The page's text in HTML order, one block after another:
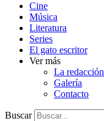
Cine
Música
Literatura
Series
El gato escritor
Ver más
La redacción
Galería
Contacto
Buscar